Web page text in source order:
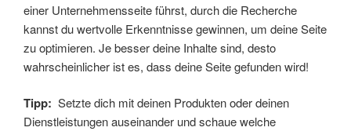
einer Unternehmensseite führst, durch die Recherche
kannst du wertvolle Erkenntnisse gewinnen, um deine Seite
zu optimieren. Je besser deine Inhalte sind, desto
wahrscheinlicher ist es, dass deine Seite gefunden wird!
Tipp: Setzte dich mit deinen Produkten oder deinen
Dienstleistungen auseinander und schaue welche